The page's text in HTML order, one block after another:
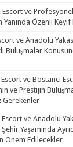
ve
Yanında Özenli Keyif
ve Anadolu
Buluşmalar
Escort ve Bostancı
ve Prestijin
Gerekenler
ve Anadolu
Yaşamında
Önem Edilecekler